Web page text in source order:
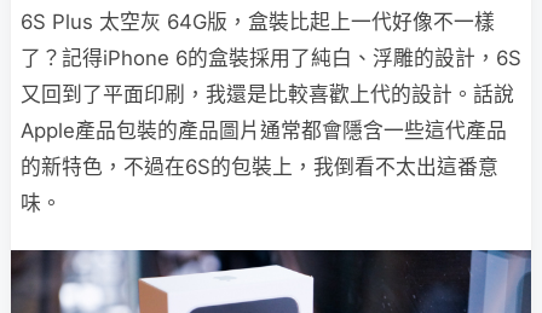
6S Plus 太空灰 64G版，盒裝比起上一代好像不一樣
了？記得iPhone 6的盒裝採用了純白、浮雕的設計，6S
又回到了平面印刷，我還是比較喜歡上代的設計。話說
Apple產品包裝的產品圖片通常都會隱含一些這代產品
的新特色，不過在6S的包裝上，我倒看不太出這番意
味。